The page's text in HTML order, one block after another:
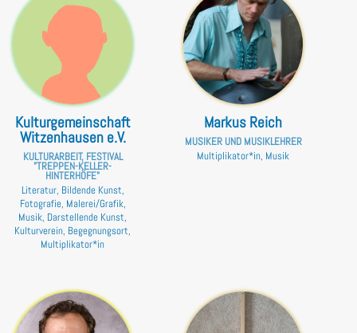
Kulturgemeinschaft
Witzenhausen e.V.
KULTURARBEIT, FESTIVAL
"TREPPEN-KELLER-
HINTERHÖFE"
Literatur, Bildende Kunst,
Fotografie, Malerei/Grafik,
Musik, Darstellende Kunst,
Kulturverein, Begegnungsort,
Multiplikator*in
Markus Reich
MUSIKER UND MUSIKLEHRER
Multiplikator*in, Musik